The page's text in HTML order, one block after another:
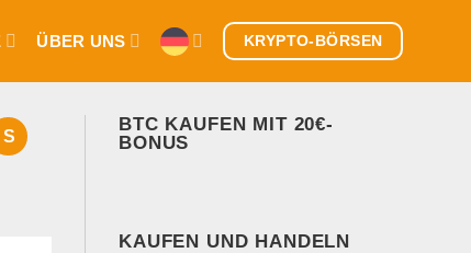
ÜBER UNS KRYPTO-BÖRSEN
S
BTC KAUFEN MIT 20€-
BONUS
KAUFEN UND HANDELN